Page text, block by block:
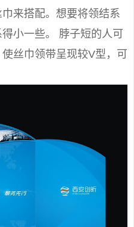
来搭配。想要将领结系
小一些。 脖子短的人可
丝巾领带呈现较V型，可